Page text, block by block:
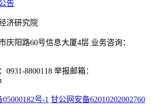
告
济研究院
庆阳路60号信息大厦4层 业务咨询：
0931-8800118 举报邮箱：
05000182号-1 甘公网安备62010202002760